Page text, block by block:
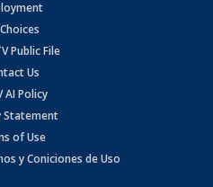
Public File
Us
AI Policy
Statement
of Use
y Coniciones de Uso